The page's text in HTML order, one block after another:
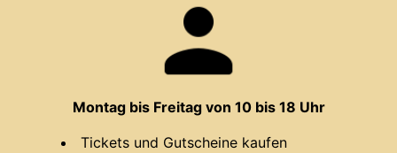
Montag bis Freitag von 10 bis 18 Uhr
Tickets und Gutscheine kaufen